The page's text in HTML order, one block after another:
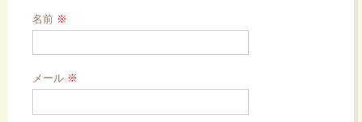
名前 ※
メール ※